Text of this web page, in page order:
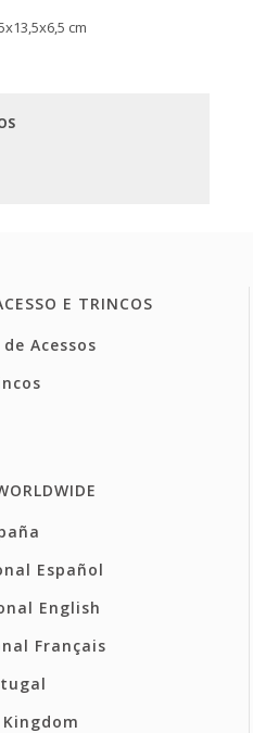
cm
E TRINCOS
Acessos
Español
English
Français